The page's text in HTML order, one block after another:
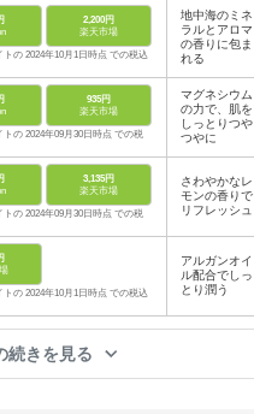
2,200円
楽天市場
の 2024年10月1日時点 での税込
地中海のミネ
ラルとアロマ
の香りに包ま
れる
935円
楽天市場
の 2024年09月30日時点 での税
マグネシウム
の力で、肌を
しっとりつや
つやに
3,135円
楽天市場
の 2024年09月30日時点 での税
さわやかなレ
モンの香りで
リフレッシュ
の 2024年10月1日時点 での税込
アルガンオイ
ル配合でしっ
とり潤う
続きを見る